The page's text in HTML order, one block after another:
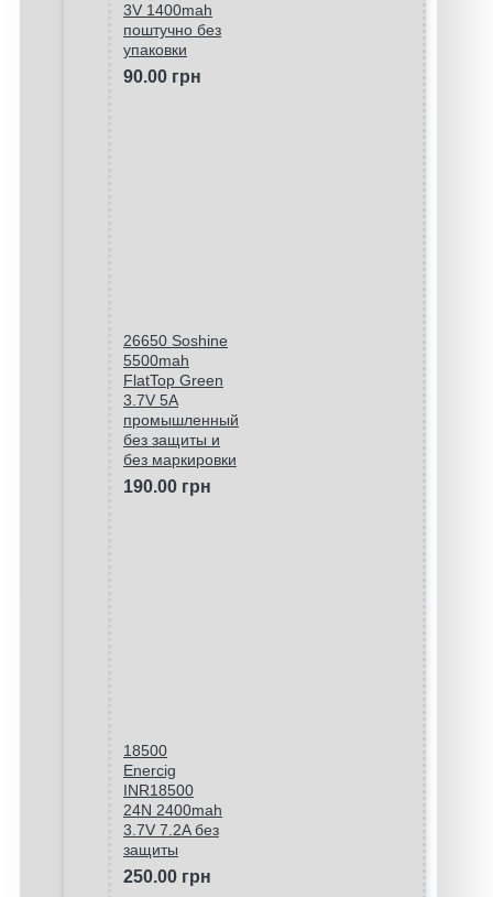
3V 1400mah
поштучно без
упаковки
90.00 грн
26650 Soshine
5500mah
FlatTop Green
3.7V 5A
промышленный
без защиты и
без маркировки
190.00 грн
18500
Enercig
INR18500
24N 2400mah
3.7V 7.2A без
защиты
250.00 грн